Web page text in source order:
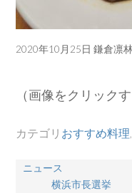
2020年10月25日 鎌倉凛
（画像をクリック
カテゴリ おすすめ料理
ニュース
横浜市長選挙